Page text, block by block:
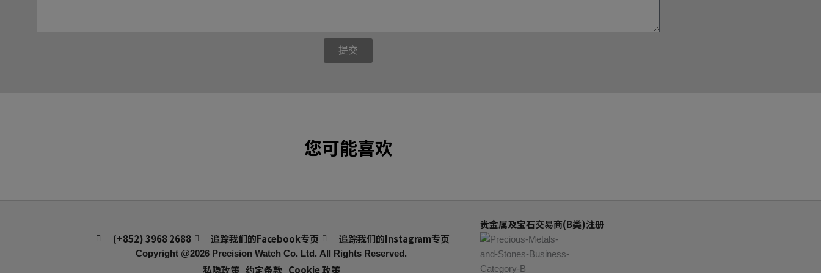
提交
您可能喜欢
(+852) 3968 2688 追踪我们的Facebook专页 追踪我们的Instagram专页
Copyright @2026 Precision Watch Co. Ltd. All Rights Reserved.
私隐政策 约定条款 Cookie 政策
贵金属及宝石交易商(B类)注册